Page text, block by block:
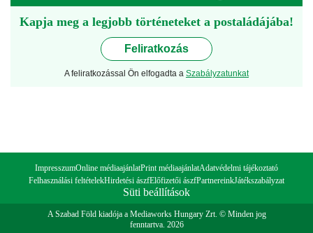
Kapja meg a legjobb történeteket a postaládájába!
Feliratkozás
A feliratkozással Ön elfogadta a Szabályzatunkat
ImpresszumOnline médiaajánlatPrint médiaajánlatAdatvédelmi tájékoztató
Felhasználási feltételekHirdetési ászfElőfizetői ászfPartnereinkJátékszabályzat
Süti beállítások
A Szabad Föld kiadója a Mediaworks Hungary Zrt. © Minden jog
fenntartva. 2026